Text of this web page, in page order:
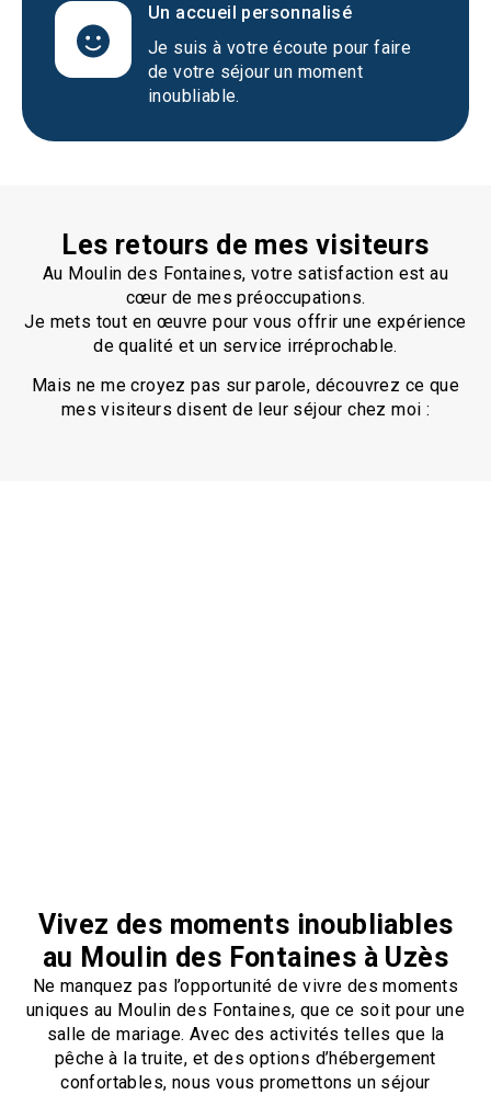
Un accueil personnalisé
Je suis à votre écoute pour faire
de votre séjour un moment
inoubliable.
Les retours de mes visiteurs
Au Moulin des Fontaines, votre satisfaction est au
cœur de mes préoccupations.
Je mets tout en œuvre pour vous offrir une expérience
de qualité et un service irréprochable.
Mais ne me croyez pas sur parole, découvrez ce que
mes visiteurs disent de leur séjour chez moi :
Vivez des moments inoubliables
au Moulin des Fontaines à Uzès
Ne manquez pas l’opportunité de vivre des moments
uniques au Moulin des Fontaines, que ce soit pour une
salle de mariage. Avec des activités telles que la
pêche à la truite, et des options d’hébergement
confortables, nous vous promettons un séjour